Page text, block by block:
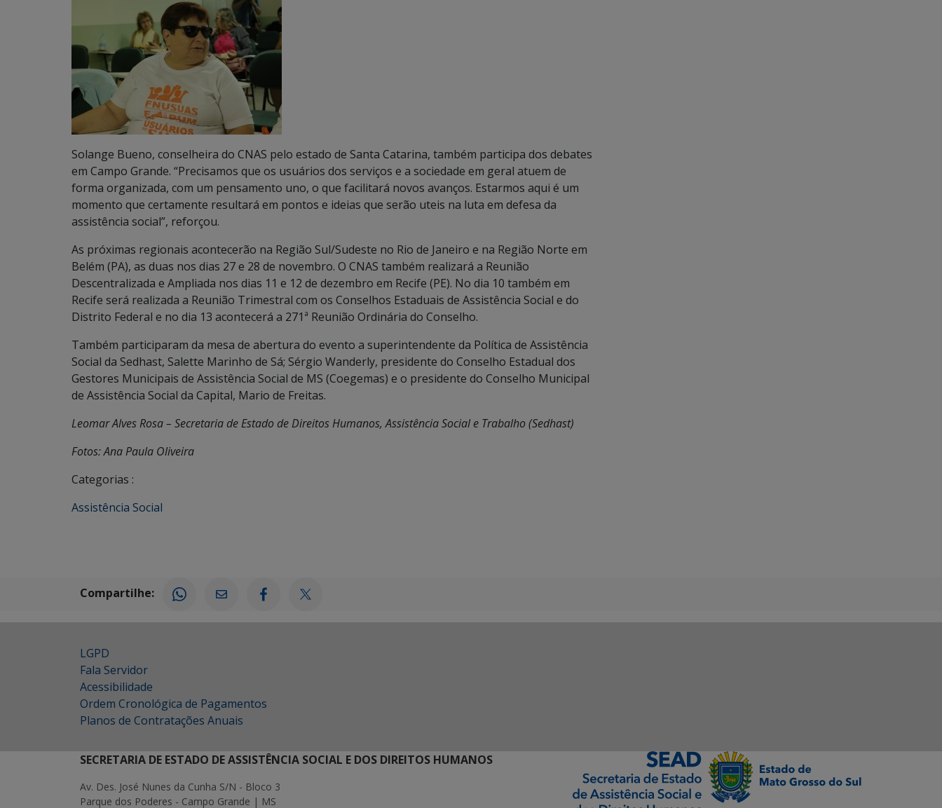
Solange Bueno, conselheira do CNAS pelo estado de Santa Catarina, também participa dos debates
em Campo Grande. “Precisamos que os usuários dos serviços e a sociedade em geral atuem de
forma organizada, com um pensamento uno, o que facilitará novos avanços. Estarmos aqui é um
momento que certamente resultará em pontos e ideias que serão uteis na luta em defesa da
assistência social”, reforçou.
As próximas regionais acontecerão na Região Sul/Sudeste no Rio de Janeiro e na Região Norte em
Belém (PA), as duas nos dias 27 e 28 de novembro. O CNAS também realizará a Reunião
Descentralizada e Ampliada nos dias 11 e 12 de dezembro em Recife (PE). No dia 10 também em
Recife será realizada a Reunião Trimestral com os Conselhos Estaduais de Assistência Social e do
Distrito Federal e no dia 13 acontecerá a 271ª Reunião Ordinária do Conselho.
Também participaram da mesa de abertura do evento a superintendente da Política de Assistência
Social da Sedhast, Salette Marinho de Sá; Sérgio Wanderly, presidente do Conselho Estadual dos
Gestores Municipais de Assistência Social de MS (Coegemas) e o presidente do Conselho Municipal
de Assistência Social da Capital, Mario de Freitas.
Leomar Alves Rosa – Secretaria de Estado de Direitos Humanos, Assistência Social e Trabalho (Sedhast)
Fotos: Ana Paula Oliveira
Categorias :
Assistência Social
Compartilhe:
LGPD
Fala Servidor
Acessibilidade
Ordem Cronológica de Pagamentos
Planos de Contratações Anuais
SECRETARIA DE ESTADO DE ASSISTÊNCIA SOCIAL E DOS DIREITOS HUMANOS
Av. Des. José Nunes da Cunha S/N - Bloco 3
Parque dos Poderes - Campo Grande | MS